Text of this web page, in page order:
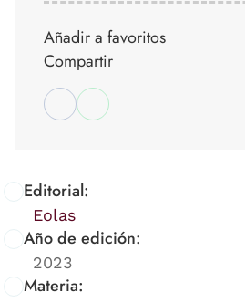
Editorial:
Eolas
Año de edición:
2023
Materia:
Añadir a favoritos
Compartir